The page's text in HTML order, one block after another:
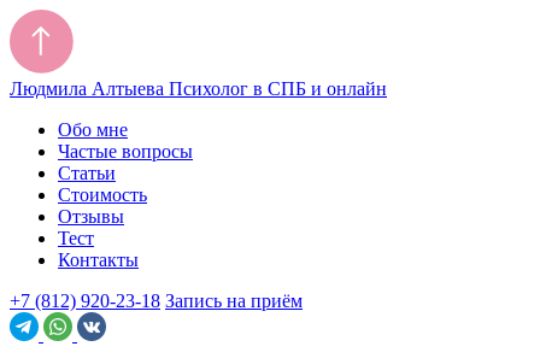
Людмила Алтыева Психолог в СПБ и онлайн
Обо мне
Частые вопросы
Статьи
Стоимость
Отзывы
Тест
Контакты
+7 (812) 920-23-18 Запись на приём